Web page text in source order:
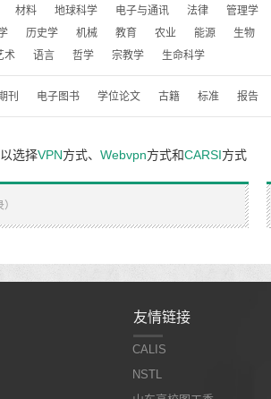
材料 地球科学 电子与通讯 法律 管理学
历史学 机械 教育 农业 能源 生物
术 语言 哲学 宗教学 生命科学
刊 电子图书 学位论文 古籍 标准 报告
选择VPN方式、 Webvpn方式和CARSI方式
07:00 - 22:30
友情链接
CALIS
NSTL